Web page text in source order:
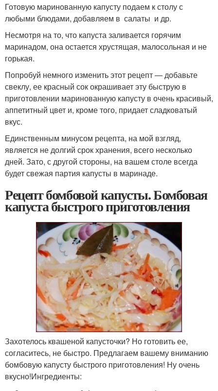
Готовую маринованную капусту подаем к столу с
любыми блюдами, добавляем в салаты и др.
Несмотря на то, что капуста заливается горячим
маринадом, она остается хрустящая, малосольная и не
горькая.
Попробуй немного изменить этот рецепт — добавьте
свеклу, ее красный сок окрашивает эту быструю в
приготовлении маринованную капусту в очень красивый,
аппетитный цвет и, кроме того, придает сладковатый
вкус.
Единственным минусом рецепта, на мой взгляд,
является не долгий срок хранения, всего несколько
дней. Зато, с другой стороны, на вашем столе всегда
будет свежая партия капусты в маринаде.
Рецепт бомбовой капусты. Бомбовая
капуста быстрого приготовления
Захотелось квашеной капусточки? Но готовить ее,
согласитесь, не быстро. Предлагаем вашему вниманию
бомбовую капусту быстрого приготовления! Ну очень
вкусно!Ингредиенты: